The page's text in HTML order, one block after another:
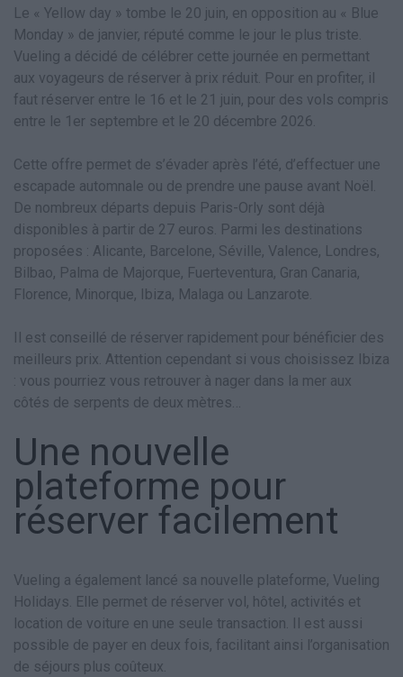
Le « Yellow day » tombe le 20 juin, en opposition au « Blue
Monday » de janvier, réputé comme le jour le plus triste.
Vueling a décidé de célébrer cette journée en permettant
aux voyageurs de réserver à prix réduit. Pour en profiter, il
faut réserver entre le 16 et le 21 juin, pour des vols compris
entre le 1er septembre et le 20 décembre 2026.
Cette offre permet de s’évader après l’été, d’effectuer une
escapade automnale ou de prendre une pause avant Noël.
De nombreux départs depuis Paris-Orly sont déjà
disponibles à partir de 27 euros. Parmi les destinations
proposées : Alicante, Barcelone, Séville, Valence, Londres,
Bilbao, Palma de Majorque, Fuerteventura, Gran Canaria,
Florence, Minorque, Ibiza, Malaga ou Lanzarote.
Il est conseillé de réserver rapidement pour bénéficier des
meilleurs prix. Attention cependant si vous choisissez Ibiza
: vous pourriez vous retrouver à nager dans la mer aux
côtés de serpents de deux mètres…
Une nouvelle
plateforme pour
réserver facilement
Vueling a également lancé sa nouvelle plateforme, Vueling
Holidays. Elle permet de réserver vol, hôtel, activités et
location de voiture en une seule transaction. Il est aussi
possible de payer en deux fois, facilitant ainsi l’organisation
de séjours plus coûteux.